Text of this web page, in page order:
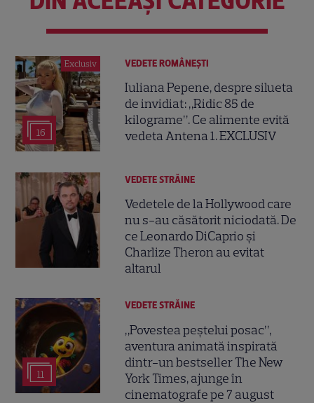
Exclusiv
16
VEDETE ROMÂNEŞTI
Iuliana Pepene, despre silueta
de invidiat: „Ridic 85 de
kilograme”. Ce alimente evită
vedeta Antena 1. EXCLUSIV
VEDETE STRĂINE
Vedetele de la Hollywood care
nu s-au căsătorit niciodată. De
ce Leonardo DiCaprio și
Charlize Theron au evitat
altarul
11
VEDETE STRĂINE
„Povestea peștelui posac”,
aventura animată inspirată
dintr-un bestseller The New
York Times, ajunge în
cinematografe pe 7 august